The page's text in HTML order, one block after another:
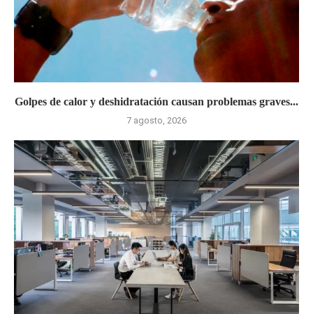
Golpes de calor y deshidratación causan problemas graves...
7 agosto, 2026